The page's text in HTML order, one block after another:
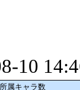
10
属キャラ数